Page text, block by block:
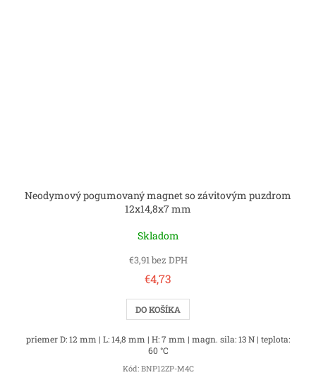
Neodymový pogumovaný magnet so závitovým puzdrom
12x14,8x7 mm
Skladom
€3,91 bez DPH
€4,73
DO KOŠÍKA
priemer D: 12 mm | L: 14,8 mm | H: 7 mm | magn. sila: 13 N | teplota:
60 °C
Kód: BNP12ZP-M4C